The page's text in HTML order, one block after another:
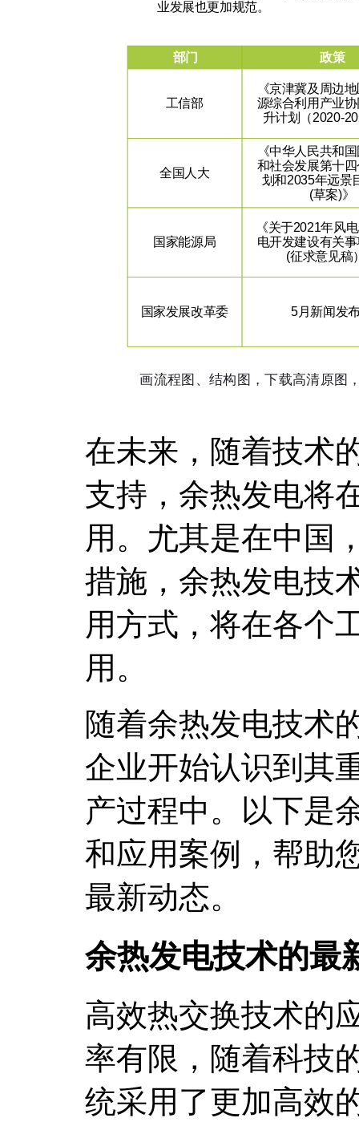
在未来，随着技术
支持，余热发电将
用。尤其是在中国
措施，余热发电技
用方式，将在各个
用。
随着余热发电技术
企业开始认识到其
产过程中。以下是
和应用案例，帮助
最新动态。
余热发电技术的最
高效热交换技术的
率有限，随着科技
统采用了更加高效